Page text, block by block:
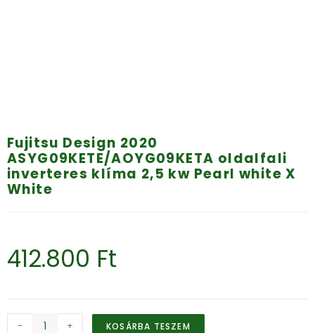
Fujitsu Design 2020
ASYG09KETE/AOYG09KETA oldalfali
inverteres klíma 2,5 kw Pearl white X
White
412.800 Ft
- + KOSÁRBA TESZEM